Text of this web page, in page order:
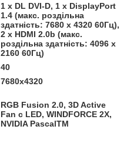
1 x DL DVI-D, 1 x DisplayPort
1.4 (макс. роздільна
здатність: 7680 x 4320 60Гц),
2 x HDMI 2.0b (макс.
роздільна здатність: 4096 x
2160 60Гц)
40
7680x4320
RGB Fusion 2.0, 3D Active
Fan с LED, WINDFORCE 2X,
NVIDIA PascalTM